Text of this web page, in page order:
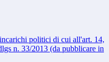
politici di cui all'art. 14,
n. 33/2013 (da pubblicare in